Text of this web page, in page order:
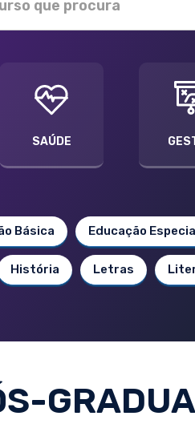
SAÚDE
Básica Educação
História Letras